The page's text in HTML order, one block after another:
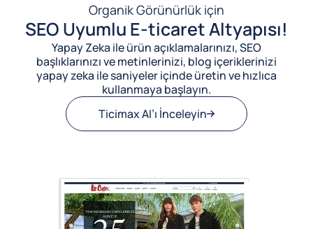
Organik Görünürlük için
SEO Uyumlu E-ticaret Altyapısı!
Yapay Zeka ile ürün açıklamalarınızı, SEO
başlıklarınızı ve metinlerinizi, blog içeriklerinizi
yapay zeka ile saniyeler içinde üretin ve hızlıca
kullanmaya başlayın.
Ticimax AI’ı İnceleyin